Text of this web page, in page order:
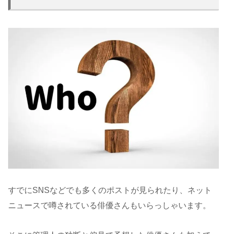
すでにSNSなどでも多くのポストが見られたり、ネット
ニュースで噂されている俳優さんもいらっしゃいます。